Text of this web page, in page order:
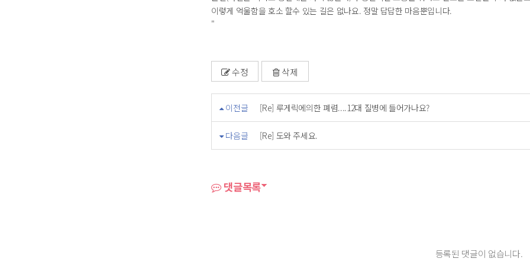
이렇게 억울함을 호소 할수 있는 길은 없나요. 정말 답답한 마음뿐입니다.
"
수정 삭제
이전글 [Re] 루게릭에의한 폐렴....12대 질병에 들어가나요?
다음글 [Re] 도와 주세요.
댓글목록
등록된 댓글이 없습니다.